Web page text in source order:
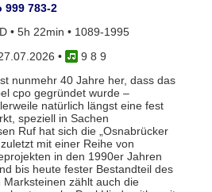
999 783-2
• 5h 22min • 1089-1995
•
9 8 9
nunmehr 40 Jahre her, dass das
cpo gegründet wurde –
natürlich längst eine fest
speziell in Sachen
Ruf hat sich die „Osnabrücker
mit einer Reihe von
in den 1990er Jahren
bis heute fester Bestandteil des
zählt auch die